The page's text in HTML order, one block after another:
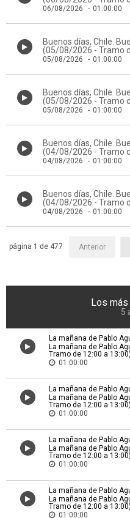
06/08/2026 - 01:00:00
Buenos días, Chile.
(05/08/2026 - Tramo
05/08/2026 - 01:00:00
Buenos días, Chile.
(05/08/2026 - Tramo
05/08/2026 - 01:00:00
Buenos días, Chile.
(04/08/2026 - Tramo
04/08/2026 - 01:00:00
Buenos días, Chile.
(04/08/2026 - Tramo
04/08/2026 - 01:00:00
Anterior
página 1 de 477
Los
5
La mañana de Pablo
La mañana de Pablo
Tramo de 12:00 a 13:00)
01:00:00
La mañana de Pablo
La mañana de Pablo
Tramo de 12:00 a 13:00)
01:00:00
La mañana de Pablo
La mañana de Pablo
Tramo de 12:00 a 13:00)
01:00:00
La mañana de Pablo
La mañana de Pablo
Tramo de 12:00 a 13:00)
01:00:00